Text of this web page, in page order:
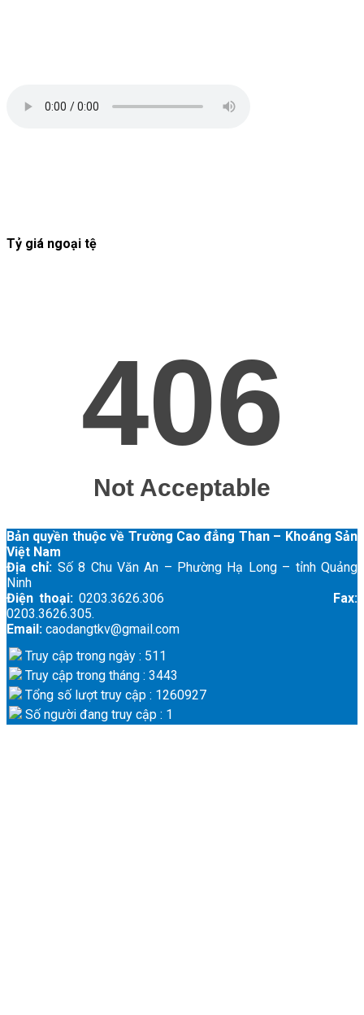
Tỷ giá ngoại tệ
Bản quyền thuộc về Trường Cao đẳng Than – Khoáng Sản
Việt Nam
Địa chỉ: Số 8 Chu Văn An – Phường Hạ Long – tỉnh Quảng
Ninh
Điện thoại: 0203.3626.306 Fax:
0203.3626.305.
Email: caodangtkv@gmail.com
Truy cập trong ngày : 511
Truy cập trong tháng : 3443
Tổng số lượt truy cập : 1260927
Số người đang truy cập : 1